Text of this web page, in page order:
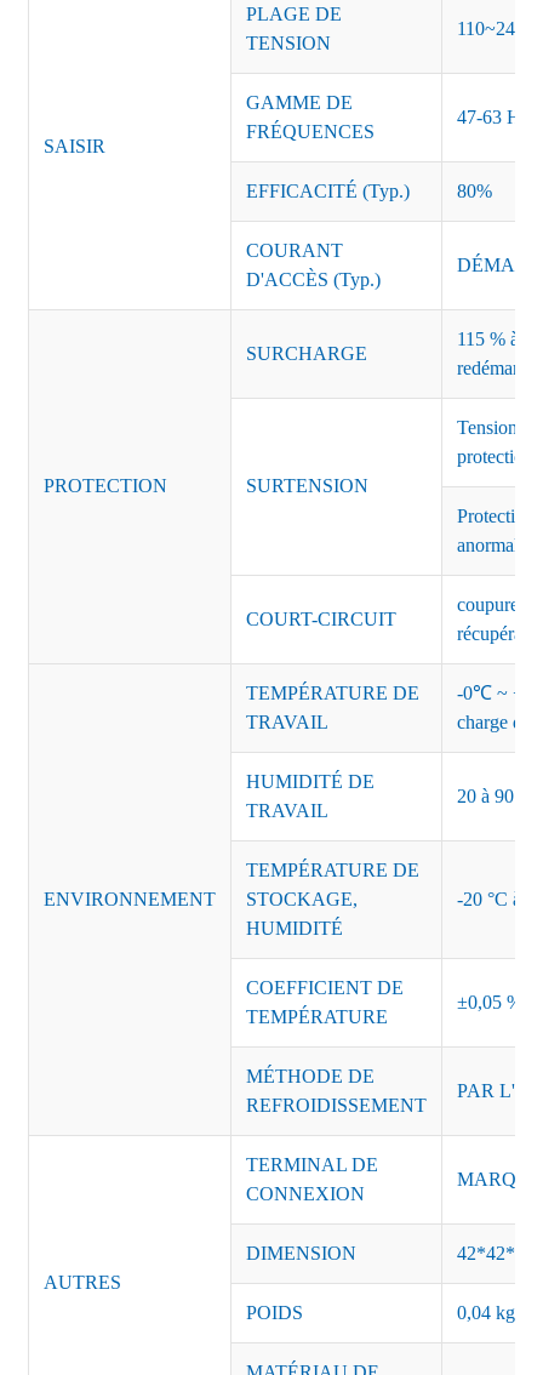
SAISIR
PLAGE DE
TENSION
110~240
GAMME DE
FRÉQUENCES
47-63 Hz
EFFICACITÉ (Typ.) 80%
COURANT
D'ACCÈS (Typ.)
PROTECTION
SURCHARGE
115 % à
SURTENSION
Tension
protection
Protection
anormales
COURT-CIRCUIT
coupure
ENVIRONNEMENT
TEMPÉRATURE DE
TRAVAIL
-0℃ ~
charge de
HUMIDITÉ DE
TRAVAIL
20 à 90 %
TEMPÉRATURE DE
STOCKAGE,
HUMIDITÉ
-20 °C à
COEFFICIENT DE
TEMPÉRATURE
±0,05 %/
MÉTHODE DE
REFROIDISSEMENT
PAR
AUTRES
TERMINAL DE
CONNEXION
DIMENSION 42*42*20
POIDS 0,04 kg/